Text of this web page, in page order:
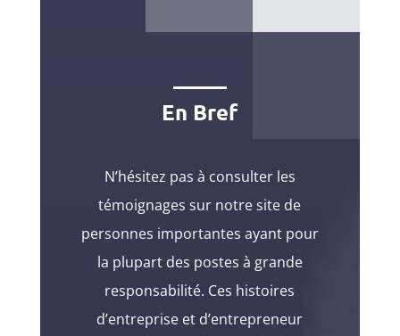
En Bref
N’hésitez pas à consulter les
témoignages sur notre site de
personnes importantes ayant pour
la plupart des postes à grande
responsabilité. Ces histoires
d’entreprise et d’entrepreneur